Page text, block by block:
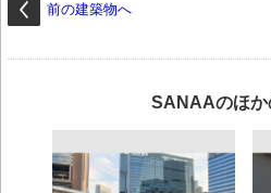
前の建築物へ
SANAAのほか